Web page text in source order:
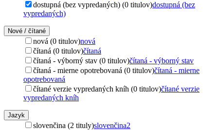
dostupná (bez vypredaných) (0 titulov)dostupná (bez
vypredaných)
Nové / čítané
nová (0 titulov)nová
čítaná (0 titulov)čítaná
čítaná - výborný stav (0 titulov)čítaná - výborný stav
čítaná - mierne opotrebovaná (0 titulov)čítaná - mierne
opotrebovaná
čítané verzie vypredaných kníh (0 titulov)čítané verzie
vypredaných kníh
Jazyk
slovenčina (2 tituly)slovenčina2